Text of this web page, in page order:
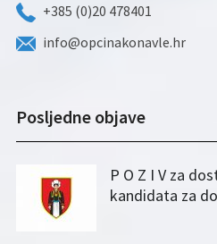
+385 (0)20 478401
info@opcinakonavle.hr
Posljedne objave
P O Z I V za
kandidata za